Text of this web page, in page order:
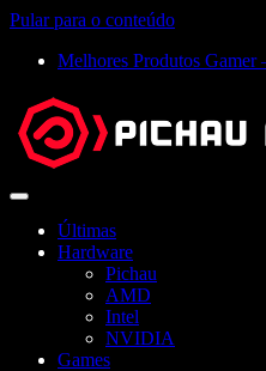
Pular para o conteúdo
Melhores Produtos Gamer
Abrir
Últimas
Hardware
Pichau
AMD
Intel
NVIDIA
Games